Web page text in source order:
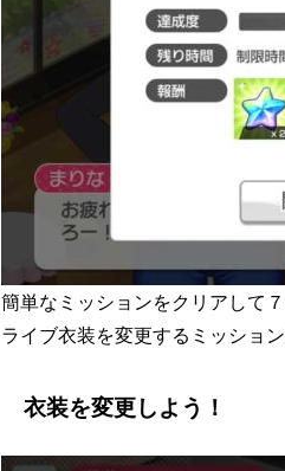
簡単なミッションをクリアして
ライブ衣装を変更するミッショ
衣装を変更しよう！